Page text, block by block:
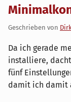
Geschrieben von
Da ich gerade
installiere,
fünf
damit ich damit